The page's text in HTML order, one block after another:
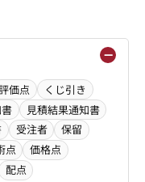
価点
くじ引き
見積結果通知書
受注者
保留
点
価格点
配点